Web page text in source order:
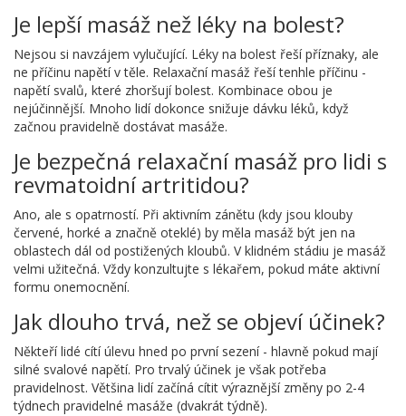
Je lepší masáž než léky na bolest?
Nejsou si navzájem vylučující. Léky na bolest řeší příznaky, ale
ne příčinu napětí v těle. Relaxační masáž řeší tenhle příčinu -
napětí svalů, které zhoršují bolest. Kombinace obou je
nejúčinnější. Mnoho lidí dokonce snižuje dávku léků, když
začnou pravidelně dostávat masáže.
Je bezpečná relaxační masáž pro lidi s
revmatoidní artritidou?
Ano, ale s opatrností. Při aktivním zánětu (kdy jsou klouby
červené, horké a značně oteklé) by měla masáž být jen na
oblastech dál od postižených kloubů. V klidném stádiu je masáž
velmi užitečná. Vždy konzultujte s lékařem, pokud máte aktivní
formu onemocnění.
Jak dlouho trvá, než se objeví účinek?
Někteří lidé cítí úlevu hned po první sezení - hlavně pokud mají
silné svalové napětí. Pro trvalý účinek je však potřeba
pravidelnost. Většina lidí začíná cítit výraznější změny po 2-4
týdnech pravidelné masáže (dvakrát týdně).